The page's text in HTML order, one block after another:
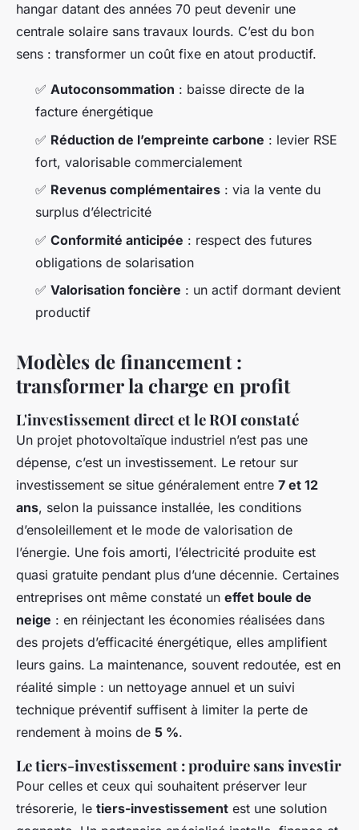
hangar datant des années 70 peut devenir une
centrale solaire sans travaux lourds. C’est du bon
sens : transformer un coût fixe en atout productif.
✅ Autoconsommation : baisse directe de la
facture énergétique
✅ Réduction de l’empreinte carbone : levier RSE
fort, valorisable commercialement
✅ Revenus complémentaires : via la vente du
surplus d’électricité
✅ Conformité anticipée : respect des futures
obligations de solarisation
✅ Valorisation foncière : un actif dormant devient
productif
Modèles de financement :
transformer la charge en profit
L'investissement direct et le ROI constaté
Un projet photovoltaïque industriel n’est pas une
dépense, c’est un investissement. Le retour sur
investissement se situe généralement entre 7 et 12
ans, selon la puissance installée, les conditions
d’ensoleillement et le mode de valorisation de
l’énergie. Une fois amorti, l’électricité produite est
quasi gratuite pendant plus d’une décennie. Certaines
entreprises ont même constaté un effet boule de
neige : en réinjectant les économies réalisées dans
des projets d’efficacité énergétique, elles amplifient
leurs gains. La maintenance, souvent redoutée, est en
réalité simple : un nettoyage annuel et un suivi
technique préventif suffisent à limiter la perte de
rendement à moins de 5 %.
Le tiers-investissement : produire sans investir
Pour celles et ceux qui souhaitent préserver leur
trésorerie, le tiers-investissement est une solution